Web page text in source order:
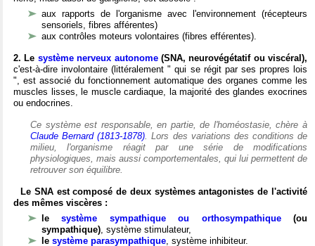
aux rapports de l'organisme avec l'environnement (récepteurs
sensoriels, fibres afférentes)
aux contrôles moteurs volontaires (fibres efférentes).
2. Le système nerveux autonome(SNA, neurovégétatif ou viscéral),
c'est-à-dire involontaire (littéralement " qui se régit par ses propres lois
", est associé du fonctionnement automatique des organes comme les
muscles lisses, le muscle cardiaque, la majorité des glandes exocrines
ou endocrines.
Ce système est responsable, en partie, de l'homéostasie, chère à
Claude Bernard (1813-1878). Lors des variations des conditions de
milieu, l'organisme réagit par une série de modifications
physiologiques, mais aussi comportementales, qui lui permettent de
retrouver son équilibre.
Le SNA est composé de deux systèmes antagonistes de l'activité
des mêmes viscères :
lesystème sympathique ou orthosympathique(ou
sympathique), système stimulateur,
le système parasympathique, système inhibiteur.